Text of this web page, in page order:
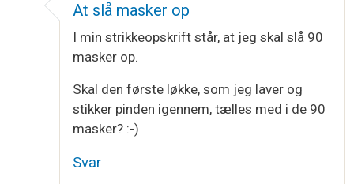
At slå masker op
I min strikkeopskrift står, at jeg skal slå 90
masker op.
Skal den første løkke, som jeg laver og
stikker pinden igennem, tælles med i de 90
masker? :-)
Svar